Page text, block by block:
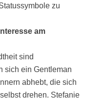
zu
am
sind
sich ein Gentleman
abhebt, die sich
drehen. Stefanie